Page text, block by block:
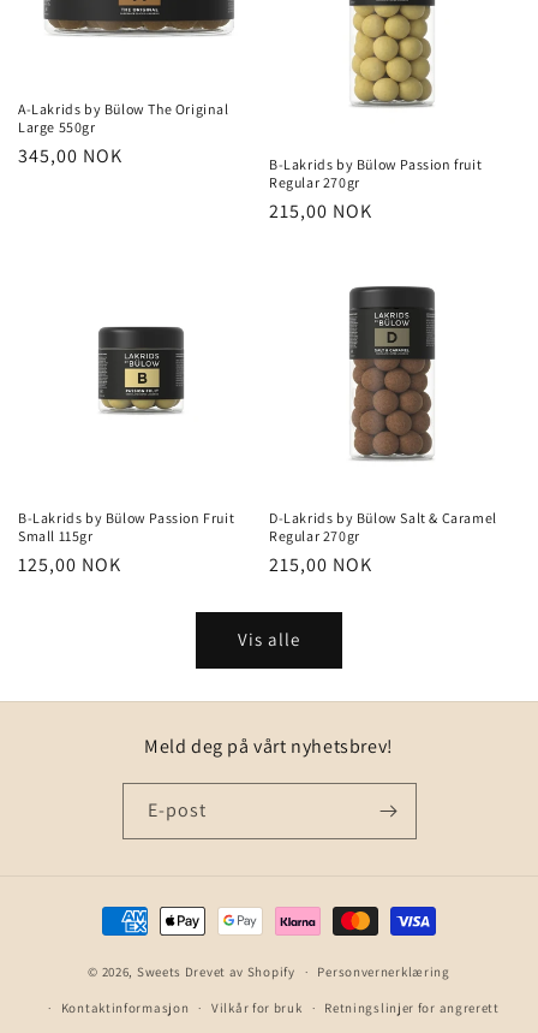
A-Lakrids by Bülow The Original
Large 550gr
Vanlig
345,00 NOK
B-Lakrids by Bülow Passion fruit
Regular 270gr
Vanlig
215,00 NOK
B-Lakrids by Bülow Passion Fruit
Small 115gr
Vanlig
125,00 NOK
D-Lakrids by Bülow Salt & Caramel
Regular 270gr
Vanlig
215,00 NOK
Vis alle
Meld deg på vårt nyhetsbrev!
E-post
Betalingsmåter
© 2026, Sweets Drevet av Shopify Personvernerklæring
Kontaktinformasjon Vilkår for bruk Retningslinjer for angrerett